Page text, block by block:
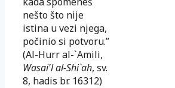
nešto što nije
istina u vezi njega,
počinio si potvoru.”
(Al-Hurr al-`Amili,
Wasai'l al-Shi`ah, sv.
8, hadis br. 16312)